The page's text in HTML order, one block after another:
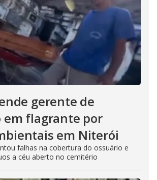
gerente de
em flagrante por
em Niterói
falhas na cobertura do ossuário e
a céu aberto no cemitério